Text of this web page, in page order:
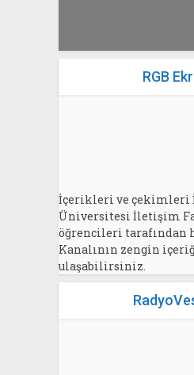
RGB
İçerikleri ve çekimleri
Üniversitesi İletişim
öğrencileri tarafından
Kanalının zengin
ulaşabilirsiniz.